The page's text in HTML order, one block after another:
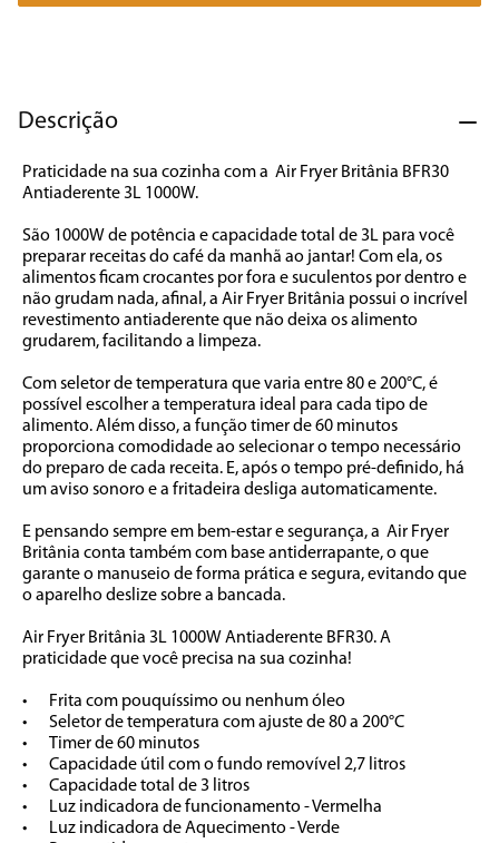
Descrição
Praticidade na sua cozinha com a  Air Fryer Britânia BFR30
Antiaderente 3L 1000W.
São 1000W de potência e capacidade total de 3L para você
preparar receitas do café da manhã ao jantar! Com ela, os
alimentos ficam crocantes por fora e suculentos por dentro e
não grudam nada, afinal, a Air Fryer Britânia possui o incrível
revestimento antiaderente que não deixa os alimento
grudarem, facilitando a limpeza.
Com seletor de temperatura que varia entre 80 e 200°C, é
possível escolher a temperatura ideal para cada tipo de
alimento. Além disso, a função timer de 60 minutos
proporciona comodidade ao selecionar o tempo necessário
do preparo de cada receita. E, após o tempo pré-definido, há
um aviso sonoro e a fritadeira desliga automaticamente.
E pensando sempre em bem-estar e segurança, a  Air Fryer
Britânia conta também com base antiderrapante, o que
garante o manuseio de forma prática e segura, evitando que
o aparelho deslize sobre a bancada.
Air Fryer Britânia 3L 1000W Antiaderente BFR30. A
praticidade que você precisa na sua cozinha!
•	Frita com pouquíssimo ou nenhum óleo
•	Seletor de temperatura com ajuste de 80 a 200°C
•	Timer de 60 minutos
•	Capacidade útil com o fundo removível 2,7 litros
•	Capacidade total de 3 litros
•	Luz indicadora de funcionamento - Vermelha
•	Luz indicadora de Aquecimento - Verde
7º cafeteira
ventilador